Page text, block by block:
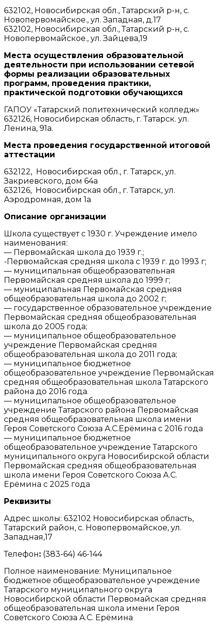
632102, Новосибирская обл., Татарский р-н, с.
Новопервомайское., ул. Западная, д.17
632102, Новосибирская обл., Татарский р-н, с.
Новопервомайское., ул. Зайцева,19
Места осуществления образовательной
деятельности при использовании сетевой
формы реализации образовательных
программ, проведения практики,
практической подготовки обучающихся
ГАПОУ «Татарский политехнический колледж»
632126, Новосибирская область, г. Татарск. ул.
Ленина, 91а.
Места проведения государственной итоговой
аттестации
632122, Новосибирская обл., г. Татарск, ул.
Закриевского, дом 64а
632126, Новосибирская обл., г. Татарск, ул.
Аэродромная, дом 1а
Описание организации
Школа существует с 1930 г. Учреждение имело
наименования:
— Первомайская школа до 1939 г.;
-Первомайская средняя школа с 1939 г. до 1993 г;
— муниципальная общеобразовательная
Первомайская средняя школа до 1999 г;
— муниципальная Первомайская средняя
общеобразовательная школа до 2002 г;
— государственное образовательное учреждение
Первомайская средняя общеобразовательная
школа до 2005 года;
— муниципальное общеобразовательное
учреждение Первомайская средняя
общеобразовательная школа до 2011 года;
— муниципальное бюджетное
общеобразовательное учреждение Первомайская
средняя общеобразовательная школа Татарского
района до 2016 года.
— муниципальное общеобразовательное
учреждение Татарского района Первомайская
средняя общеобразовательная школа имени
Героя Советского Союза А.С.Ерёмина с 2016 года
— муниципальное бюджетное
общеобразовательное учреждение Татарского
муниципального округа Новосибирской области
Первомайская средняя общеобразовательная
школа имени Героя Советского Союза А.С.
Ерёмина с 2025 года
Реквизиты
Адрес школы: 632102 Новосибирская область,
Татарский район, с. Новопервомайское, ул.
Западная,17
Телефон: (383-64) 46-144
Полное наименование: Муниципальное
бюджетное общеобразовательное учреждение
Татарского муниципального округа
Новосибирской области Первомайская средняя
общеобразовательная школа имени Героя
Советского Союза А.С. Ерёмина